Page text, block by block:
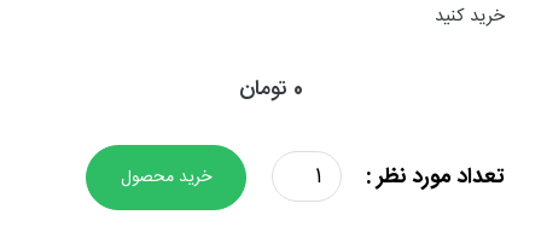
خرید کنید
0 تومان
تعداد مورد نظر :
زعفران
یک
خرید محصول